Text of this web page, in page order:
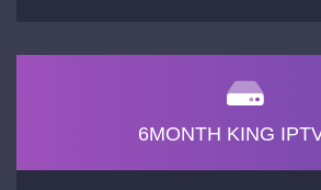
6MONTH KING